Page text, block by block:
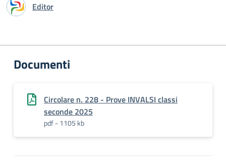
Editor
Documenti
Circolare n. 228 - Prove INVALSI classi
seconde 2025
pdf - 1105 kb